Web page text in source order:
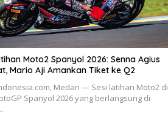
Moto2 Spanyol 2026: Senna Agius
Mario Aji Amankan Tiket ke Q2
Medan — Sesi latihan Moto2 di
Spanyol 2026 yang berlangsung di